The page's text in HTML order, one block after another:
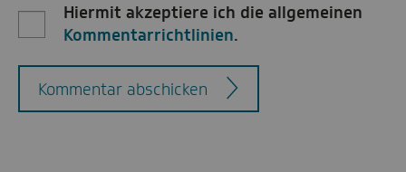
Hiermit akzeptiere ich die allgemeinen
Kommentarrichtlinien.
Kommentar abschicken